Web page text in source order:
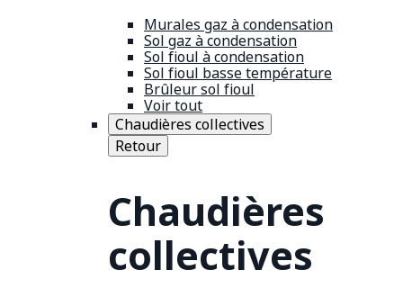
Murales gaz à condensation
Sol gaz à condensation
Sol fioul à condensation
Sol fioul basse température
Brûleur sol fioul
Voir tout
Chaudières collectives
Retour
Chaudières
collectives